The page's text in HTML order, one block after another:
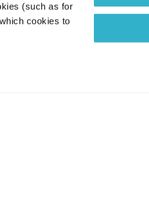
(such as for
cookies to